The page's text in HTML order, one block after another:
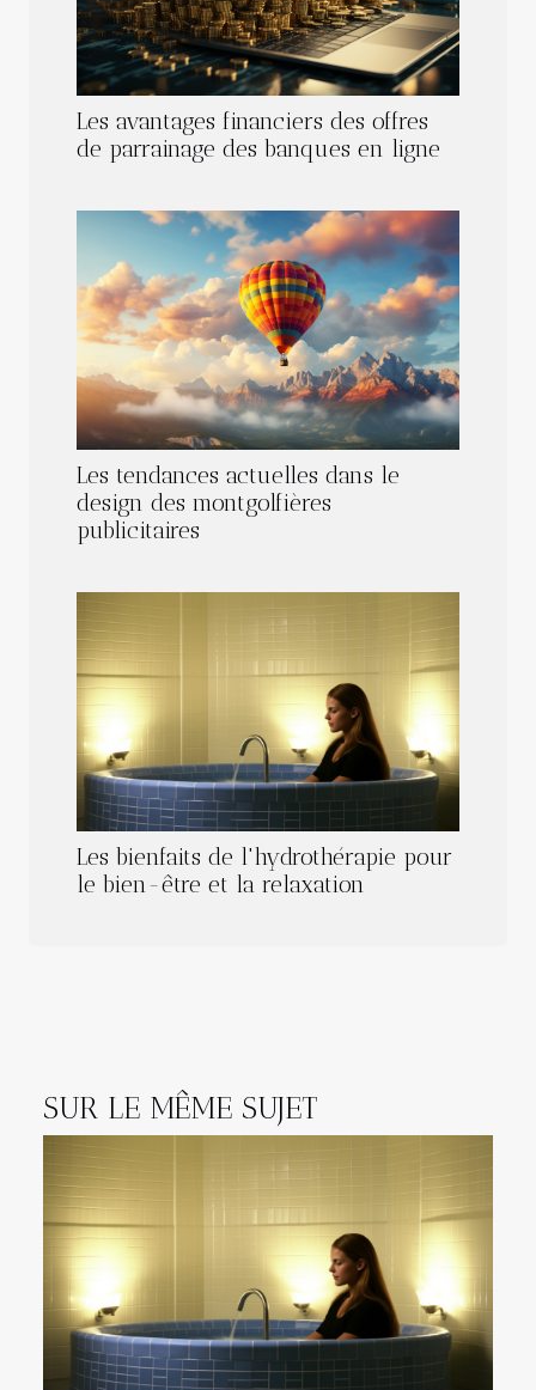
Les avantages financiers des offres
de parrainage des banques en ligne
Les tendances actuelles dans le
design des montgolfières
publicitaires
Les bienfaits de l'hydrothérapie pour
le bien-être et la relaxation
SUR LE MÊME SUJET